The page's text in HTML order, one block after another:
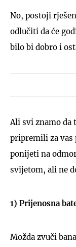
No, postoji
odlučiti da će
bilo bi dobro i
Ali svi znamo da
pripremili za vas
ponijeti na
svijetom, ali ne
1) Prijenosna
Možda zvuči